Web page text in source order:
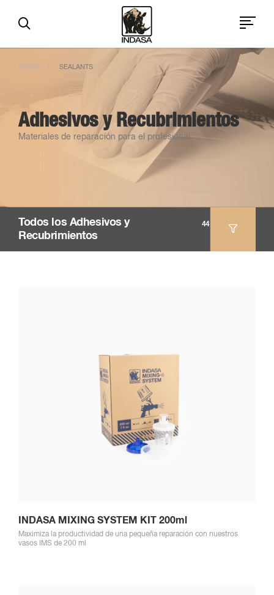
HOME SEALANTS
Adhesivos y Recubrimientos
Materiales de reparación para el profesional
Todos los Adhesivos y
Recubrimientos
44
INDASA MIXING SYSTEM KIT 200ml
Maximiza la productividad de una pequeña reparación con nuestros
vasos IMS de 200 ml